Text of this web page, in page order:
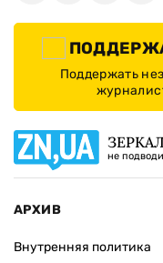
Поддержать
не
АРХИВ
Внутренняя политика